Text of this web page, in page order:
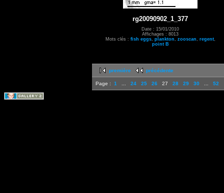
rg20090902_1_377
Date : 15/01/2010
Affichages : 8013
Mots clés : fish eggs, plankton zooscan regent,
point B
première précédente
Page : 1 24 25 26 27 28 29 30 52